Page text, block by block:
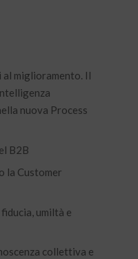
al miglioramento. Il
nuova Process
B2B
la Customer
umiltà e
collettiva e